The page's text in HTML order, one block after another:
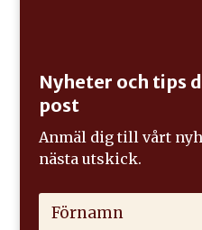
Nyheter och tips
post
Anmäl dig till vårt
nästa utskick.